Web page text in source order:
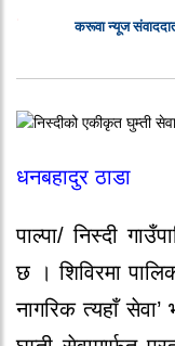
करूवा न्यूज
धनबहादुर ठाडा
पाल्पा/ निस्दी
छ । शिविरमा
नागरिक त्यहाँ